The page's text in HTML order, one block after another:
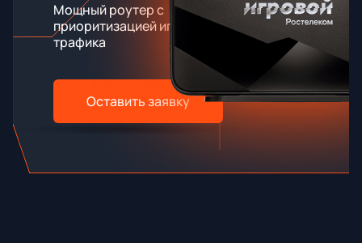
Мощный роутер с
приоритизацией игрового
трафика
Оставить заявку